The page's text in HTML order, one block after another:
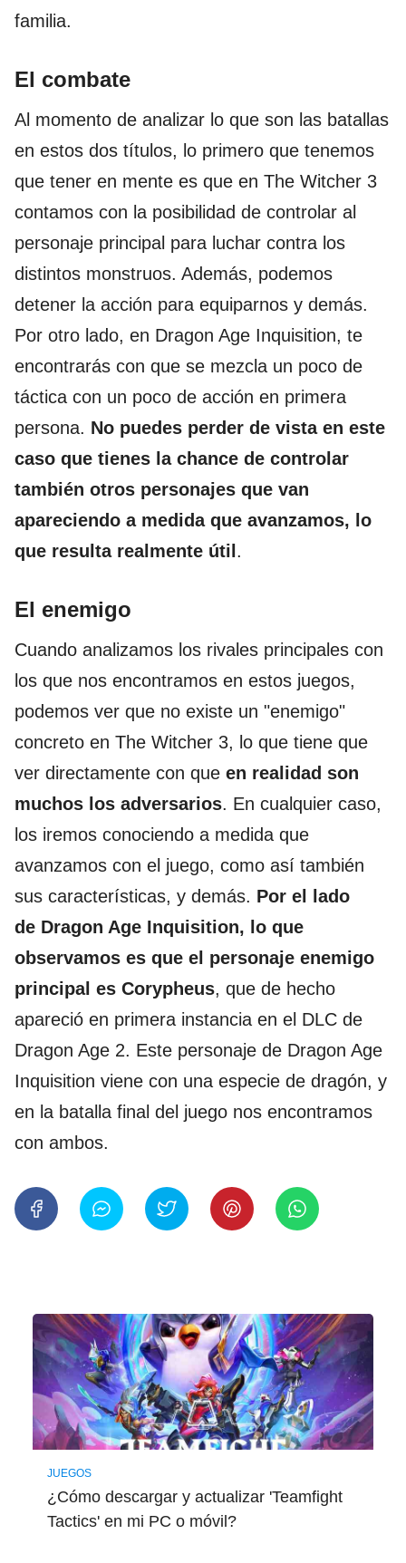
familia.
El combate
Al momento de analizar lo que son las batallas
en estos dos títulos, lo primero que tenemos
que tener en mente es que en The Witcher 3
contamos con la posibilidad de controlar al
personaje principal para luchar contra los
distintos monstruos. Además, podemos
detener la acción para equiparnos y demás.
Por otro lado, en Dragon Age Inquisition, te
encontrarás con que se mezcla un poco de
táctica con un poco de acción en primera
persona. No puedes perder de vista en este
caso que tienes la chance de controlar
también otros personajes que van
apareciendo a medida que avanzamos, lo
que resulta realmente útil .
El enemigo
Cuando analizamos los rivales principales con
los que nos encontramos en estos juegos,
podemos ver que no existe un "enemigo"
concreto en The Witcher 3, lo que tiene que
ver directamente con que en realidad son
muchos los adversarios. En cualquier caso,
los iremos conociendo a medida que
avanzamos con el juego, como así también
sus características, y demás. Por el lado
de Dragon Age Inquisition, lo que
observamos es que el personaje enemigo
principal es Corypheus, que de hecho
apareció en primera instancia en el DLC de
Dragon Age 2. Este personaje de Dragon Age
Inquisition viene con una especie de dragón, y
en la batalla final del juego nos encontramos
con ambos.
JUEGOS
¿Cómo descargar y actualizar 'Teamfight
Tactics' en mi PC o móvil?